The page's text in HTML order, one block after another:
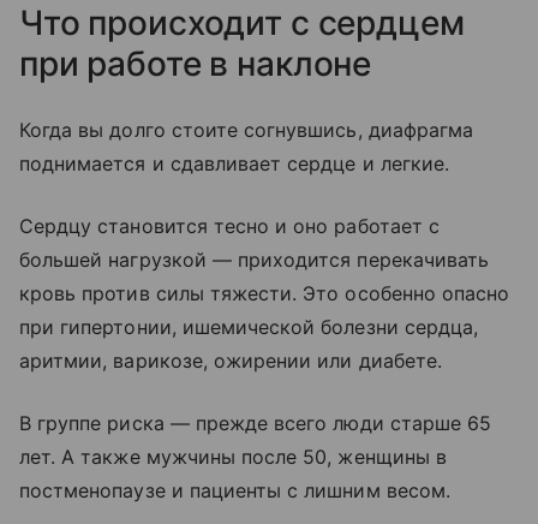
Что происходит с сердцем
при работе в наклоне
Когда вы долго стоите согнувшись, диафрагма
поднимается и сдавливает сердце и легкие.
Сердцу становится тесно и оно работает с
большей нагрузкой — приходится перекачивать
кровь против силы тяжести. Это особенно опасно
при гипертонии, ишемической болезни сердца,
аритмии, варикозе, ожирении или диабете.
В группе риска — прежде всего люди старше 65
лет. А также мужчины после 50, женщины в
постменопаузе и пациенты с лишним весом.